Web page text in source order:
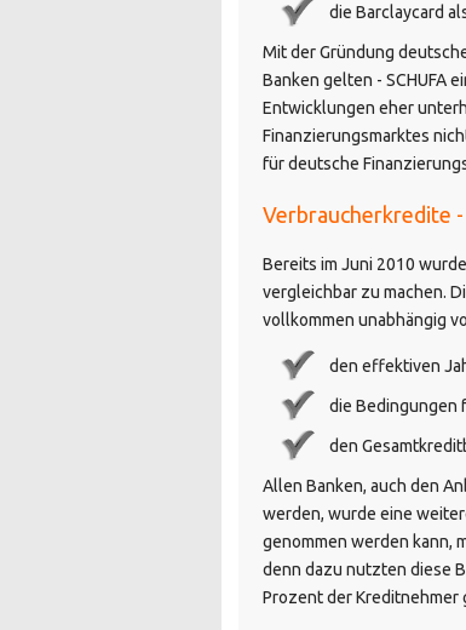
die Barclaycard
Mit der Gründung
Banken gelten - SCHUFA
Entwicklungen eher
Finanzierungsmarktes
für deutsche
Verbraucherkredite
Bereits im Juni 2010
vergleichbar zu machen.
vollkommen unabhängig
den effektiven
die Bedingungen
den
Allen Banken, auch den
werden, wurde eine
genommen werden kann,
denn dazu nutzten diese
Prozent der Kreditnehmer